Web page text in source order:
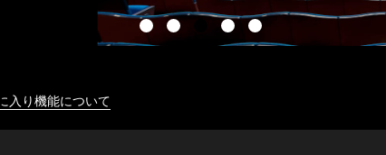
入り機能について